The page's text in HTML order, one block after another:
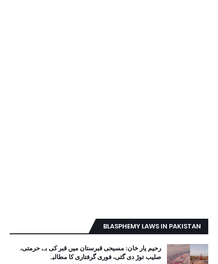
BLASPHEMY LAWS IN PAKISTAN
رحیم یار خان: مسیحی قبرستان میں قبر کی بے حرمتی،
صلیب توڑ دی گئی، فوری گرفتاری کا مطالبہ